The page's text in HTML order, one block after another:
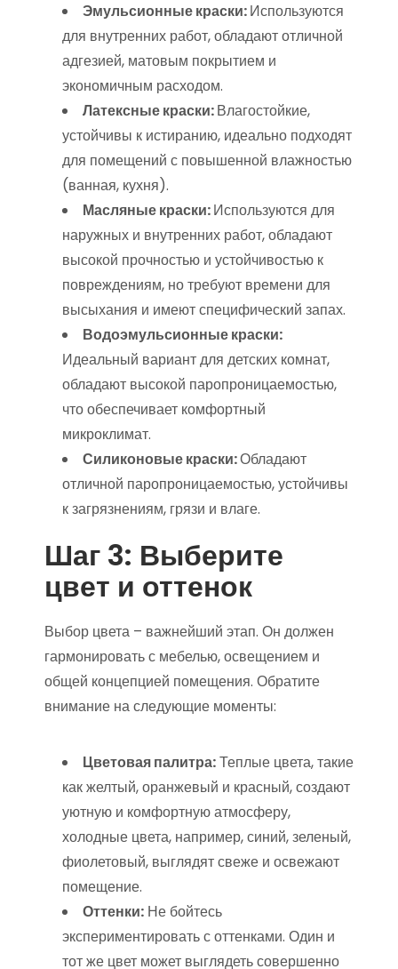
Эмульсионные краски:Используются
для внутренних работ, обладают отличной
адгезией, матовым покрытием и
экономичным расходом.
Латексные краски:Влагостойкие,
устойчивы к истиранию, идеально подходят
для помещений с повышенной влажностью
(ванная, кухня).
Масляные краски:Используются для
наружных и внутренних работ, обладают
высокой прочностью и устойчивостью к
повреждениям, но требуют времени для
высыхания и имеют специфический запах.
Водоэмульсионные краски:
Идеальный вариант для детских комнат,
обладают высокой паропроницаемостью,
что обеспечивает комфортный
микроклимат.
Силиконовые краски:Обладают
отличной паропроницаемостью, устойчивы
к загрязнениям, грязи и влаге.
Шаг 3: Выберите
цвет и оттенок
Выбор цвета – важнейший этап. Он должен
гармонировать с мебелью, освещением и
общей концепцией помещения. Обратите
внимание на следующие моменты:
Цветовая палитра:Теплые цвета, такие
как желтый, оранжевый и красный, создают
уютную и комфортную атмосферу,
холодные цвета, например, синий, зеленый,
фиолетовый, выглядят свеже и освежают
помещение.
Оттенки: Не бойтесь
экспериментировать с оттенками. Один и
тот же цвет может выглядеть совершенно